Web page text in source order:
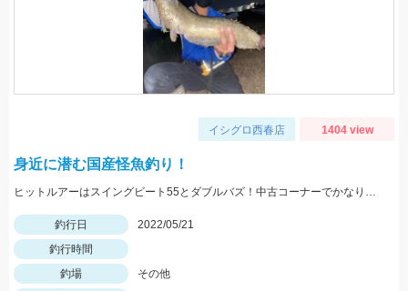
イシグロ西春店 1404 view
身近に潜む国産怪魚釣り！
ヒットルアーはスイングビート55とダブルバズ！中古コーナーでかなりお値打ちとなっております！
釣行日
2022/05/21
釣行時間
釣場
その他